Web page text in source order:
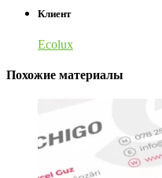
Клиент
Ecolux
Похожие материалы